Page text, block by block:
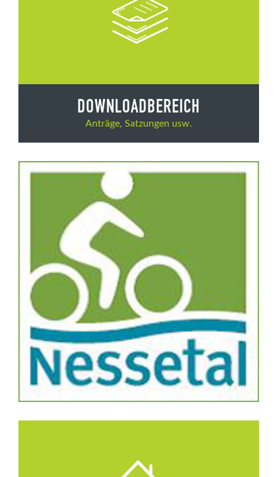
DOWNLOADBEREICH
Anträge, Satzungen usw.